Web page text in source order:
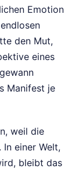
Emotion
den Mut,
eines
Manifest je
weil die
einer Welt,
bleibt das